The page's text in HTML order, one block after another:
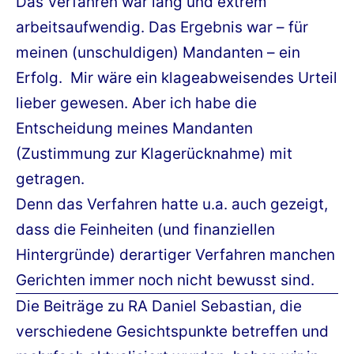
arbeitsaufwendig. Das Ergebnis war – für
meinen (unschuldigen) Mandanten – ein
Erfolg. Mir wäre ein klageabweisendes Urteil
lieber gewesen. Aber ich habe die
Entscheidung meines Mandanten
(Zustimmung zur Klagerücknahme) mit
getragen.
Denn das Verfahren hatte u.a. auch gezeigt,
dass die Feinheiten (und finanziellen
Hintergründe) derartiger Verfahren manchen
Gerichten immer noch nicht bewusst sind.
Die Beiträge zu RA Daniel Sebastian, die
verschiedene Gesichtspunkte betreffen und